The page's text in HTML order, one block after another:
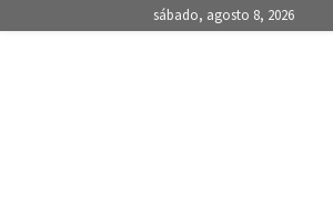
sábado, agosto 8, 2026